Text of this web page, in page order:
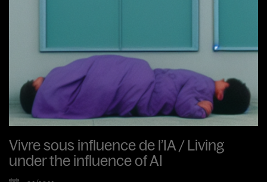
Vivre sous influence de l’IA / Living
under the influence of AI